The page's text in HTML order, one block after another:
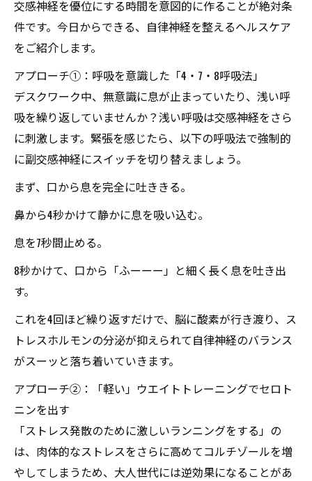
交感神経を優位にする時間を意図的に作ることが絶対条
件です。今日からできる、自律神経を整えるヘルスケア
をご紹介します。
アプローチ①：呼吸を意識した「4・7・8呼吸法」
デスクワーク中、無意識に息が止まっていたり、浅い呼
吸を繰り返していませんか？浅い呼吸は交感神経をさら
に刺激します。緊張を感じたら、以下の呼吸法で強制的
に副交感神経にスイッチを切り替えましょう。
まず、口から息を完全に吐ききる。
鼻から4秒かけて静かに息を吸い込む。
息を7秒間止める。
8秒かけて、口から「ふーーー」と細く長く息を吐き出
す。
これを4回ほど繰り返すだけで、脳に酸素が行き渡り、ス
トレスホルモンの分泌が抑えられて自律神経のバランス
がスーッと落ち着いていきます。
アプローチ②：「軽い」ウエイトトレーニングでセロト
ニンを出す
「ストレス発散のために激しいランニングをする」の
は、肉体的なストレスをさらに高めてコルチゾールを増
やしてしまうため、大人世代には逆効果になることがあ